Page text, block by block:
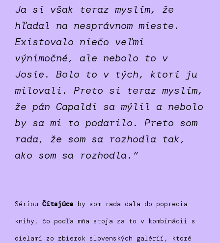
Ja si však teraz myslím, že
hľadal na nesprávnom mieste.
Existovalo niečo veľmi
výnimočné, ale nebolo to v
Josie. Bolo to v tých, ktorí ju
milovali. Preto si teraz myslím,
že pán Capaldi sa mýlil a nebolo
by sa mi to podarilo. Preto som
rada, že som sa rozhodla tak,
ako som sa rozhodla.“
Sériou Čítajúca by som rada dala do popredia
knihy, čo podľa mňa stoja za to v kombinácii s
dielami zo zbierok slovenských galérií, ktoré